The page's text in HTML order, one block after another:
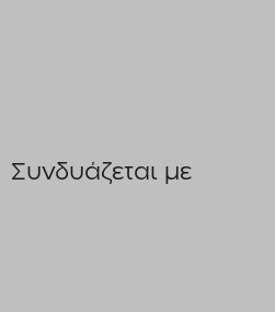
Συνδυάζεται με